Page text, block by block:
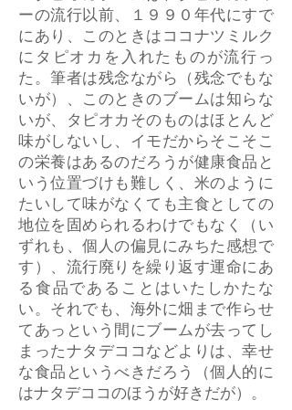
ーの流行以前、１９９０年代にすで
にあり、このときはココナツミルク
にタピオカを入れたものが流行っ
た。筆者は残念ながら（残念でもな
いが）、このときのブームは知らな
いが、タピオカそのものはほとんど
味がしないし、イモだからそこそこ
の栄養はあるのだろうが健康食品と
いう位置づけも難しく、米のように
たいして味がなくても主食としての
地位を固められるわけでもなく（い
ずれも、個人の偏見にみちた感想で
す）、流行廃りを繰り返す運命にあ
る食品であることはいたしかたな
い。それでも、海外に畑まで作らせ
てあっという間にブームが去ってし
まったナタデココなどよりは、幸せ
な食品というべきだろう（個人的に
はナタデココのほうが好きだが）。